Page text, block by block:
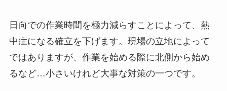
日向での作業時間を極力減らすことによって、熱
中症になる確立を下げます。現場の立地によって
ではありますが、作業を始める際に北側から始め
るなど…小さいけれど大事な対策の一つです。